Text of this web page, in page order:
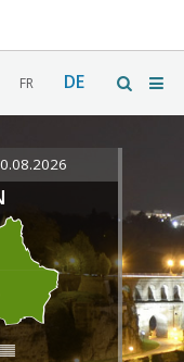
FR DE